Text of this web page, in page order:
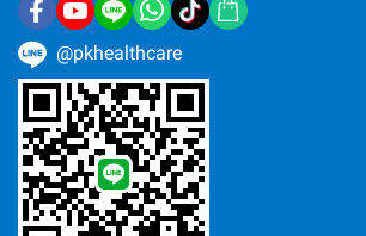
@pkhealthcare